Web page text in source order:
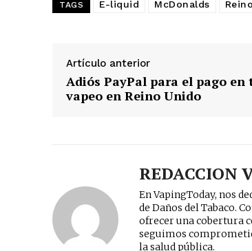
TAGS E-liquid McDonalds
Artículo anterior
Adiós PayPal para el pago en
vapeo en Reino Unido
REDACCION
En VapingToday, nos
de Daños del Tabaco.
ofrecer una cobertura
seguimos
la salud pública.